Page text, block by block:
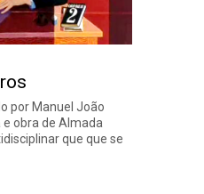
por Manuel João
e obra de Almada
que que se